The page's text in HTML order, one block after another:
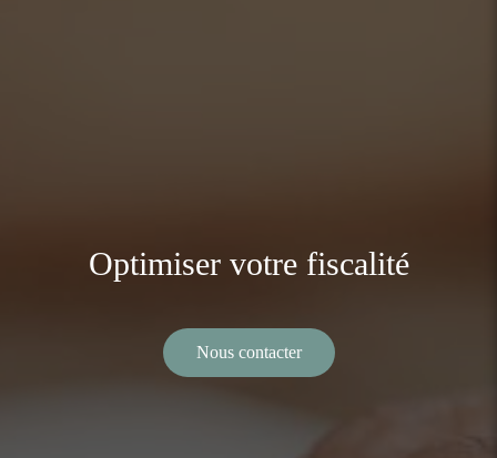
Optimiser votre fiscalité
Nous contacter